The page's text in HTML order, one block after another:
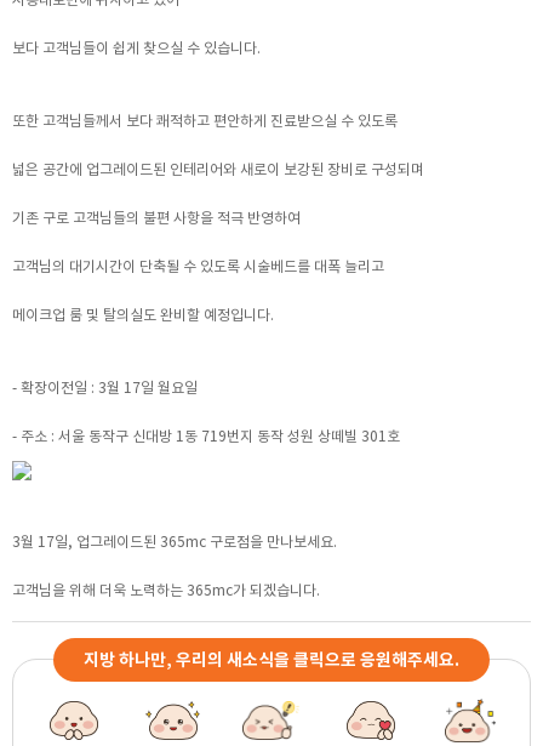
보다 고객님들이 쉽게 찾으실 수 있습니다.
또한 고객님들께서 보다 쾌적하고 편안하게 진료받으실 수 있도록
넓은 공간에 업그레이드된 인테리어와 새로이 보강된 장비로 구성되며
기존 구로 고객님들의 불편 사항을 적극 반영하여
고객님의 대기시간이 단축될 수 있도록 시술베드를 대폭 늘리고
메이크업 룸 및 탈의실도 완비할 예정입니다.
- 확장이전일 : 3월 17일 월요일
- 주소 : 서울 동작구 신대방 1동 719번지 동작 성원 상떼빌 301호
3월 17일, 업그레이드된 365mc 구로점을 만나보세요.
고객님을 위해 더욱 노력하는 365mc가 되겠습니다.
지방 하나만, 우리의 새소식을 클릭으로 응원해주세요.